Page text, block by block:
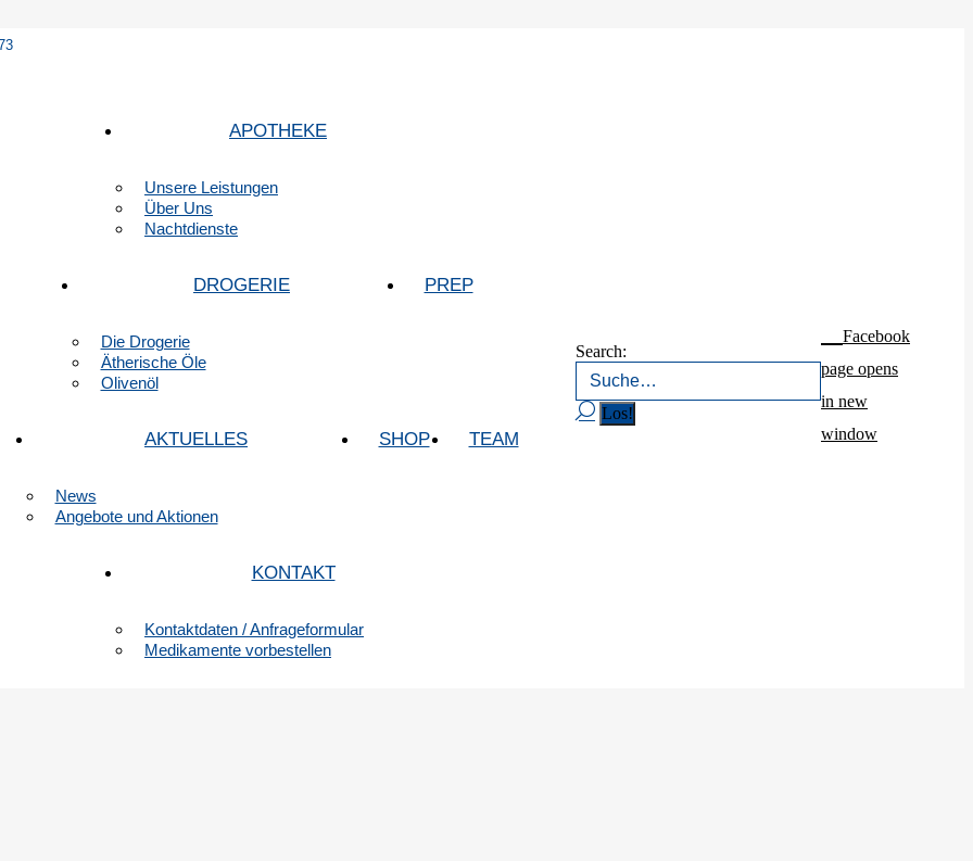
APOTHEKE
Unsere Leistungen
Über Uns
Nachtdienste
DROGERIE
Die Drogerie
Ätherische Öle
Olivenöl
PREP
AKTUELLES
News
Angebote und Aktionen
SHOP TEAM
KONTAKT
Kontaktdaten / Anfrageformular
Medikamente vorbestellen
Search:
Facebook
page opens
in new
window